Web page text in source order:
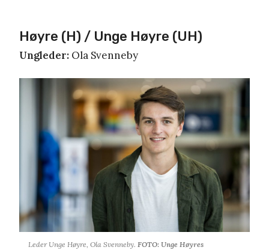
Høyre (H) / Unge Høyre (UH)
Ungleder: Ola Svenneby
Leder Unge Høyre, Ola Svenneby. FOTO: Unge Høyres